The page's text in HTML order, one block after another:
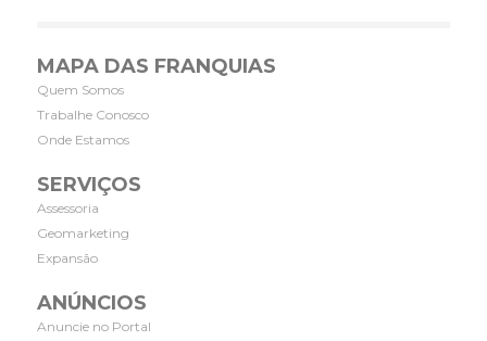
MAPA DAS FRANQUIAS
Quem Somos
Trabalhe Conosco
Onde Estamos
SERVIÇOS
Assessoria
Geomarketing
Expansão
ANÚNCIOS
Anuncie no Portal